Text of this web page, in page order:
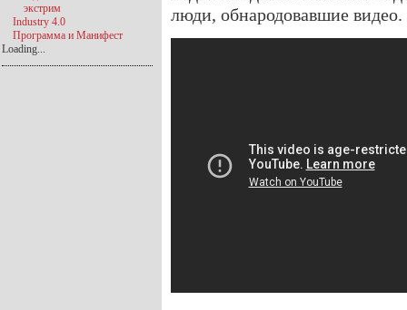
люди, обнародовавшие видео.
экстрим
Industry 4.0
Программа и Манифест
Loading...